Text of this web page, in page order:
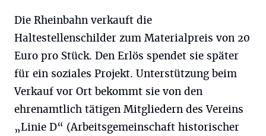
Die Rheinbahn verkauft die
Haltestellenschilder zum Materialpreis von 20
Euro pro Stück. Den Erlös spendet sie später
für ein soziales Projekt. Unterstützung beim
Verkauf vor Ort bekommt sie von den
ehrenamtlich tätigen Mitgliedern des Vereins
„Linie D“ (Arbeitsgemeinschaft historischer